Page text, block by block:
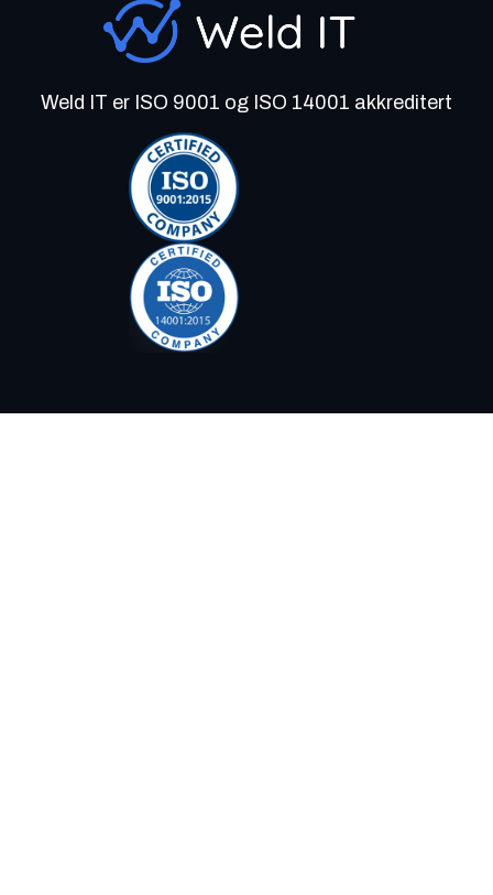
Weld IT er ISO 9001 og ISO 14001 akkreditert